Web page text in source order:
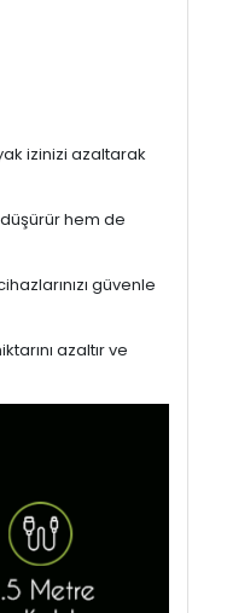
izinizi azaltarak
hem de
güvenle
azaltır ve